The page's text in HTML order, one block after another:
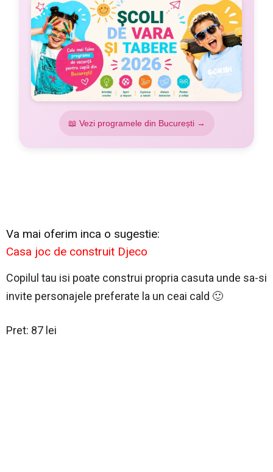
📖 Vezi programele din București →
Va mai oferim inca o sugestie:
Casa joc de construit Djeco
Copilul tau isi poate construi propria casuta unde sa-si
invite personajele preferate la un ceai cald 🙂
Pret: 87 lei